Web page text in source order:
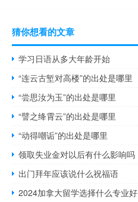
猜你想看的文章
学习日语从多大年龄开始
“连云古堑对高楼”的出处是哪里
“尝思汝为玉”的出处是哪里
“譬之绛霄云”的出处是哪里
“动得嘲诟”的出处是哪里
出门拜年应该说什么祝福语
2024加拿大留学选择什么专业好